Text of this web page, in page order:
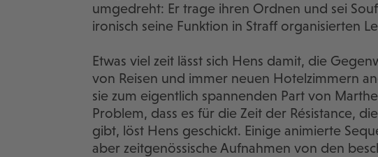
umgedreht: Er trage ihren Ordnen und sei
ironisch seine Funktion in Straff organisierten
Etwas viel zeit lässt sich Hens damit, die
von Reisen und immer neuen Hotelzimmern
sie zum eigentlich spannenden Part von
Problem, dass es für die Zeit der Résistance,
gibt, löst Hens geschickt. Einige animierte
aber zeitgenössische Aufnahmen von den